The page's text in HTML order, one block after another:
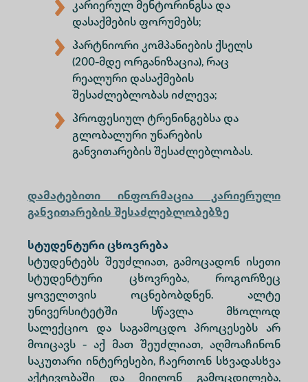
კარიერულ მენტორინგსა და
დასაქმების ფორუმებს;
პარტნიორი კომპანიების ქსელს
(200-მდე ორგანიზაცია), რაც
რეალური დასაქმების
შესაძლებლობას იძლევა;
პროფესიულ ტრენინგებსა და
გლობალური უნარების
განვითარების შესაძლებლობას.
დამატებითი ინფორმაცია კარიერული
განვითარების შესაძლებლობებზე
სტუდენტური ცხოვრება
სტუდენტებს შეუძლიათ, გამოცადონ ისეთი
სტუდენტური ცხოვრება, როგორზეც
ყოველთვის ოცნებობდნენ. ალტე
უნივერსიტეტში სწავლა მხოლოდ
სალექციო და საგამოცდო პროცესებს არ
მოიცავს - აქ მათ შეუძლიათ, აღმოაჩინონ
საკუთარი ინტერესები, ჩაერთონ სხვადასხვა
აქტივობაში და მიიღონ გამოცდილება,